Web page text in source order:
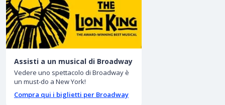
Assisti a un musical di Broadway
Vedere uno spettacolo di Broadway è
un must-do a New York!
Compra qui i biglietti per Broadway